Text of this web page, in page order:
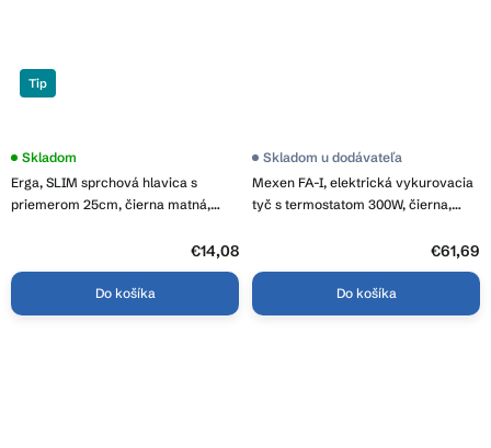
Tip
Erga, SLIM sprchová hlavica s
priemerom 25cm, čierna matná,
Skladom
€14,08
Do košíka
Mexen FA-I, elektrická vykurovacia
tyč s termostatom 300W, čierna,
Priemerné
produktu
je
3,7
Skladom u dodávateľa
€61,69
Do košíka